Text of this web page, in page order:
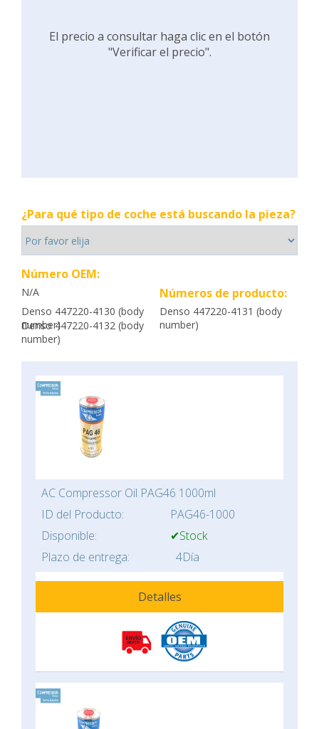
El precio a consultar haga clic en el botón
"Verificar el precio".
¿Para qué tipo de coche está buscando la pieza?
Número OEM:
N/A Números de producto:
Denso 447220-4130 (body
number)
Denso 447220-4131 (body
number)
Denso 447220-4132 (body
number)
AC Compressor Oil PAG46 1000ml
ID del Producto:
PAG46-1000
Disponible:
✔Stock
Plazo de entrega:
4Día
Detalles